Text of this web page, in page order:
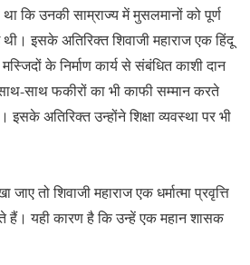
कि उनकी साम्राज्य में मुसलमानों को पूर्ण
इसके अतिरिक्त शिवाजी महाराज एक हिंदू
के निर्माण कार्य से संबंधित काशी दान
साथ फकीरों का भी काफी सम्मान करते
अतिरिक्त उन्होंने शिक्षा व्यवस्था पर भी
तो शिवाजी महाराज एक धर्मात्मा प्रवृत्ति
यही कारण है कि उन्हें एक महान शासक